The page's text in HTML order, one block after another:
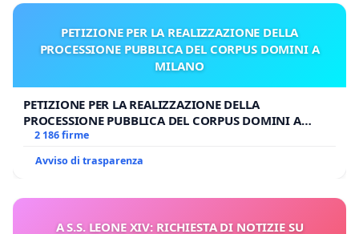
PETIZIONE PER LA REALIZZAZIONE DELLA
PROCESSIONE PUBBLICA DEL CORPUS DOMINI A
MILANO
PETIZIONE PER LA REALIZZAZIONE DELLA
PROCESSIONE PUBBLICA DEL CORPUS DOMINI A
MILANO
2 186 firme
Avviso di trasparenza
A S.S. LEONE XIV: RICHIESTA DI NOTIZIE SU